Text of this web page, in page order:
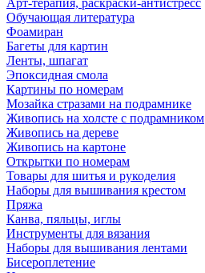
Арт-терапия, раскраски-антистресс
Обучающая литература
Фоамиран
Багеты для картин
Ленты, шпагат
Эпоксидная смола
Картины по номерам
Мозайка стразами на подрамнике
Живопись на холсте с подрамником
Живопись на дереве
Живопись на картоне
Открытки по номерам
Товары для шитья и рукоделия
Наборы для вышивания крестом
Пряжа
Канва, пяльцы, иглы
Инструменты для вязания
Наборы для вышивания лентами
Бисероплетение